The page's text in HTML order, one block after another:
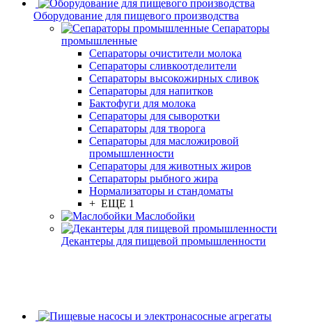
Оборудование для пищевого производства
Сепараторы
промышленные
Сепараторы очистители молока
Сепараторы сливкоотделители
Сепараторы высокожирных сливок
Сепараторы для напитков
Бактофуги для молока
Сепараторы для сыворотки
Сепараторы для творога
Сепараторы для масложировой
промышленности
Сепараторы для животных жиров
Сепараторы рыбного жира
Нормализаторы и стандоматы
+ ЕЩЕ 1
Маслобойки
Декантеры для пищевой промышленности